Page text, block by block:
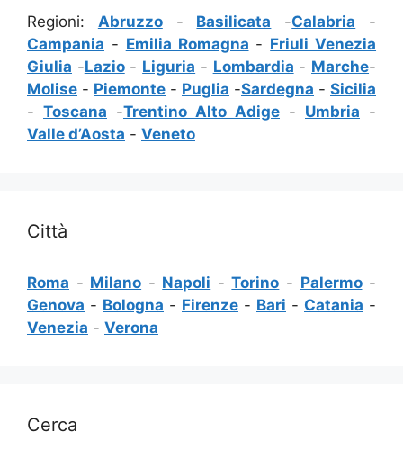
Regioni: Abruzzo- Basilicata -Calabria -
Campania - Emilia Romagna - Friuli Venezia
Giulia -Lazio- Liguria - Lombardia - Marche-
Molise - Piemonte - Puglia -Sardegna - Sicilia
- Toscana -Trentino Alto Adige - Umbria -
Valle d’Aosta - Veneto
Città
Roma - Milano - Napoli -Torino - Palermo-
Genova - Bologna - Firenze - Bari - Catania -
Venezia - Verona
Cerca